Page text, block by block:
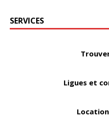
SERVICES
Ligues et